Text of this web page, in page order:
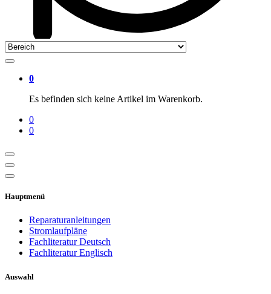
0
Es befinden sich keine Artikel im Warenkorb.
0
0
Hauptmenü
Reparaturanleitungen
Stromlaufpläne
Fachliteratur Deutsch
Fachliteratur Englisch
Auswahl